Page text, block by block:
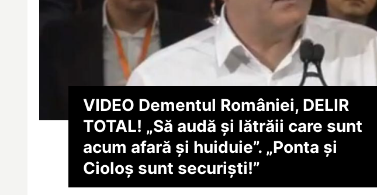
VIDEO Dementul României, DELIR
TOTAL! „Să audă și lătrăii care sunt
acum afară și huiduie”. „Ponta și
Cioloș sunt securiști!”